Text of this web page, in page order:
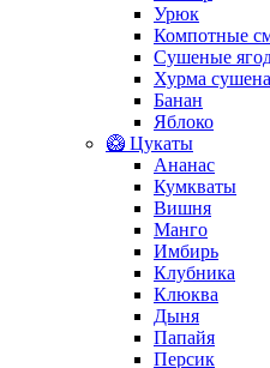
Урюк
Компотные
Сушеные
Хурма
Банан
Яблоко
🥝 Цукаты
Ананас
Кумкваты
Вишня
Манго
Имбирь
Клубника
Клюква
Дыня
Папайя
Персик